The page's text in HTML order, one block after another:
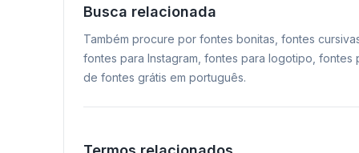
Busca relacionada
Também procure por fontes bonitas, fontes
fontes para Instagram, fontes para logotipo, fontes
de fontes grátis em português.